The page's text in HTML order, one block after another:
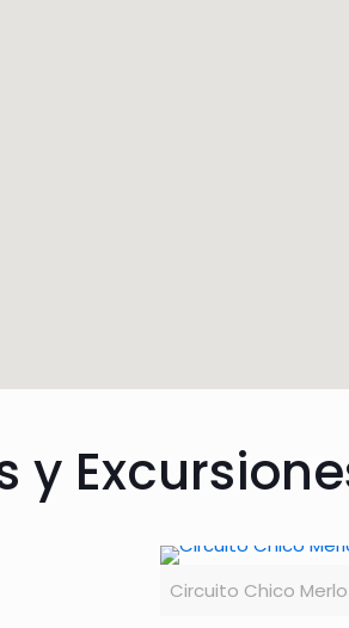
y
Circuito Chico Merlo